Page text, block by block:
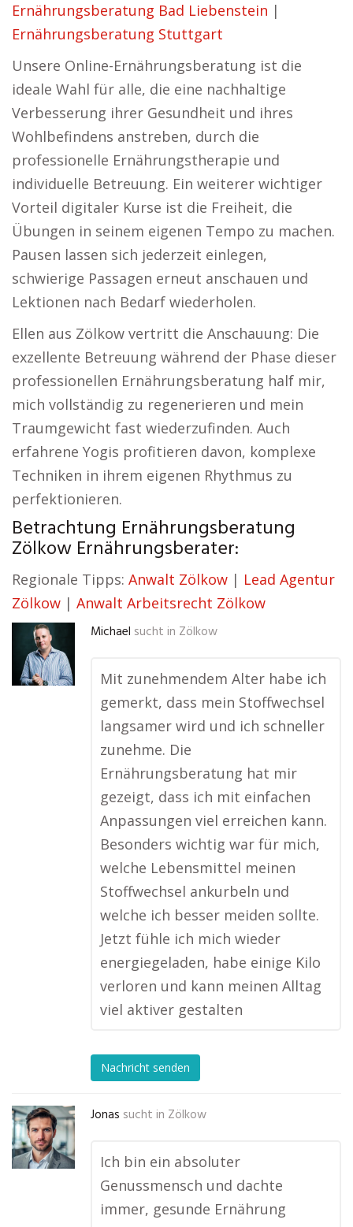
Ernährungsberatung Bad Liebenstein |
Ernährungsberatung Stuttgart
Unsere Online-Ernährungsberatung ist die
ideale Wahl für alle, die eine nachhaltige
Verbesserung ihrer Gesundheit und ihres
Wohlbefindens anstreben, durch die
professionelle Ernährungstherapie und
individuelle Betreuung. Ein weiterer wichtiger
Vorteil digitaler Kurse ist die Freiheit, die
Übungen in seinem eigenen Tempo zu machen.
Pausen lassen sich jederzeit einlegen,
schwierige Passagen erneut anschauen und
Lektionen nach Bedarf wiederholen.
Ellen aus Zölkow vertritt die Anschauung: Die
exzellente Betreuung während der Phase dieser
professionellen Ernährungsberatung half mir,
mich vollständig zu regenerieren und mein
Traumgewicht fast wiederzufinden. Auch
erfahrene Yogis profitieren davon, komplexe
Techniken in ihrem eigenen Rhythmus zu
perfektionieren.
Betrachtung Ernährungsberatung
Zölkow Ernährungsberater:
Regionale Tipps: Anwalt Zölkow | Lead Agentur
Zölkow | Anwalt Arbeitsrecht Zölkow
Michael sucht in Zölkow
Mit zunehmendem Alter habe ich
gemerkt, dass mein Stoffwechsel
langsamer wird und ich schneller
zunehme. Die
Ernährungsberatung hat mir
gezeigt, dass ich mit einfachen
Anpassungen viel erreichen kann.
Besonders wichtig war für mich,
welche Lebensmittel meinen
Stoffwechsel ankurbeln und
welche ich besser meiden sollte.
Jetzt fühle ich mich wieder
energiegeladen, habe einige Kilo
verloren und kann meinen Alltag
viel aktiver gestalten
Nachricht senden
Jonas sucht in Zölkow
Ich bin ein absoluter
Genussmensch und dachte
immer, gesunde Ernährung